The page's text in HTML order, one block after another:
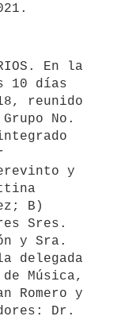
10 días
reunido
No.
y
B)
Sres.
y Sra.
delegada
Música,
Romero y
Dr.